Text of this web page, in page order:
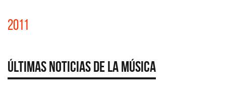
2011
Últimas Noticias de la Música